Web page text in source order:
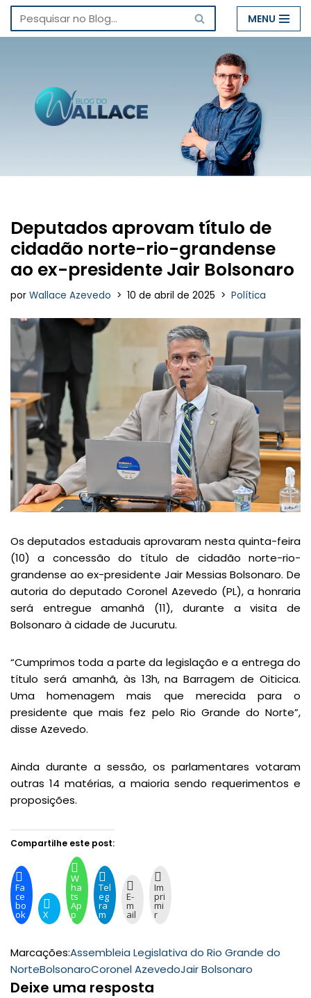
Pular
conteúdo
MENU
Deputados aprovam título de
cidadão norte-rio-grandense
ao ex-presidente Jair Bolsonaro
por Wallace Azevedo 10 de abril de 2025 Política
Os deputados estaduais aprovaram nesta quinta-feira
(10) a concessão do título de cidadão norte-rio-
grandense ao ex-presidente Jair Messias Bolsonaro. De
autoria do deputado Coronel Azevedo (PL), a honraria
será entregue amanhã (11), durante a visita de
Bolsonaro à cidade de Jucurutu.
“Cumprimos toda a parte da legislação e a entrega do
título será amanhã, às 13h, na Barragem de Oiticica.
Uma homenagem mais que merecida para o
presidente que mais fez pelo Rio Grande do Norte”,
disse Azevedo.
Ainda durante a sessão, os parlamentares votaram
outras 14 matérias, a maioria sendo requerimentos e
proposições.
Compartilhe este post:
Fa
ce
bo
ok X
W
ha
ts
Ap
p
Tel
eg
ra
m
E-
m
ail
Im
pri
mi
r
Marcações:Assembleia Legislativa do Rio Grande do
NorteBolsonaroCoronel AzevedoJair Bolsonaro
Deixe uma resposta